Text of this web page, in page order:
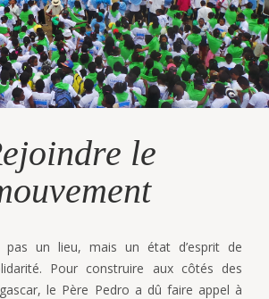
le
pas un lieu, mais un état d’esprit de
Pour construire aux côtés des
le Père Pedro a dû faire appel à